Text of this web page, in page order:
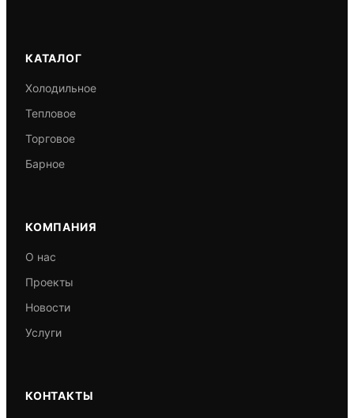
КАТАЛОГ
Холодильное
Тепловое
Торговое
Барное
КОМПАНИЯ
О нас
Проекты
Новости
Услуги
КОНТАКТЫ